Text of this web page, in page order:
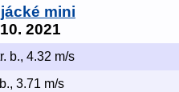
mini
2021
b., 4.32 m/s
3.71 m/s